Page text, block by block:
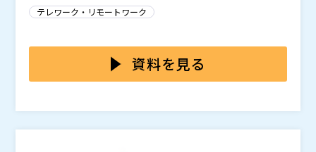
れて働く社員がサボらずに仕事に集中しているか、不安
ツールを検討している企業も多いのではないでしょう
り、PC画面を常時録画する機能が一般的です。 しか
し、新たな課題が社員側で発生します。 社員は常時監
なく心身の健康に悪影響を及ぼし、離職につながりかね
ません。
つ、社員のストレスを最小化する「F-Chair+(エフチェ
アプラス)」をご紹介いたします。 一般的な監視ツール
(特許取得済)が備わっている点です。さらに、社員一人
一人が時間を意識して、効率よく働くための機能も用意
株式会社オープンソース活用研究所（） マジセミ株式
会社（） ※共催、協賛、協力、講演企業は将来的に追
テレワーク・リモートワーク
資料を見る